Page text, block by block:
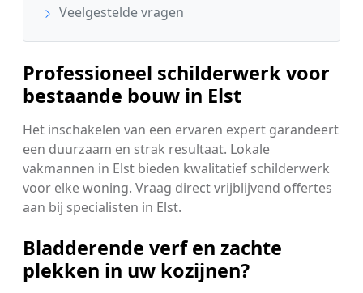
Veelgestelde vragen
Professioneel schilderwerk voor
bestaande bouw in Elst
Het inschakelen van een ervaren expert garandeert
een duurzaam en strak resultaat. Lokale
vakmannen in Elst bieden kwalitatief schilderwerk
voor elke woning. Vraag direct vrijblijvend offertes
aan bij specialisten in Elst.
Bladderende verf en zachte
plekken in uw kozijnen?